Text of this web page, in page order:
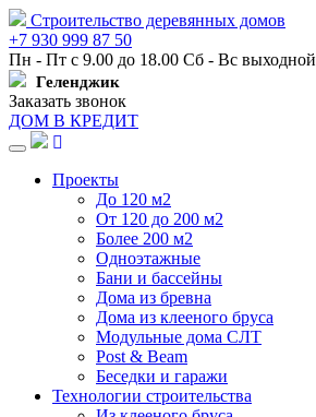
Строительство деревянных домов
+7 930 999 87 50
Пн - Пт с 9.00 до 18.00 Сб - Вс выходной
Геленджик
Заказать звонок
ДОМ В КРЕДИТ
Навигация
Проекты
До 120 м2
От 120 до 200 м2
Более 200 м2
Одноэтажные
Бани и бассейны
Дома из бревна
Дома из клееного бруса
Модульные дома СЛТ
Post & Beam
Беседки и гаражи
Технологии строительства